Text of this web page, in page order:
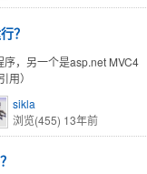
？
，另一个是asp.net MVC4
）
sikla
浏览(455) 13年前